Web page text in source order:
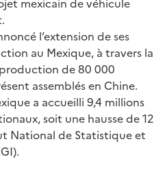
l’extension de ses
au Mexique, à travers la
de 80 000
assemblés en Chine.
a accueilli 9,4 millions
soit une hausse de 12
National de Statistique et